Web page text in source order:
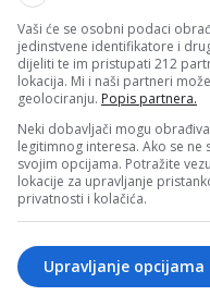
Vaši će se osobni podaci
jedinstvene identifikatore i
dijeliti te im pristupati 212
lokacija. Mi i naši partneri
geolociranju. Popis partnera.
Neki dobavljači mogu
legitimnog interesa. Ako se ne
svojim opcijama. Potražite
lokacije za upravljanje
privatnosti i kolačića.
Upravljanje opcijama